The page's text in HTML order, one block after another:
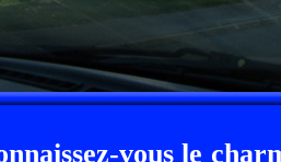
vous le